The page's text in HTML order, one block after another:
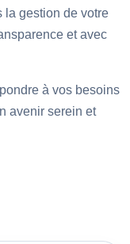
la gestion de votre
et avec
à vos besoins
avenir serein et